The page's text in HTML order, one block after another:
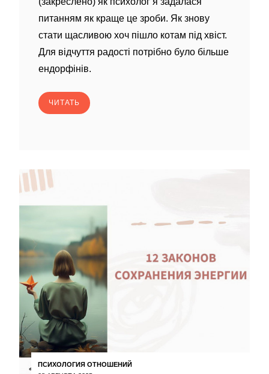
питанням як краще це зроби. Як знову
стати щасливою хоч пішло котам під хвіст.
Для відчуття радості потрібно було більше
ендорфінів.
ЧИТАТЬ
ПСИХОЛОГИЯ ОТНОШЕНИЙ